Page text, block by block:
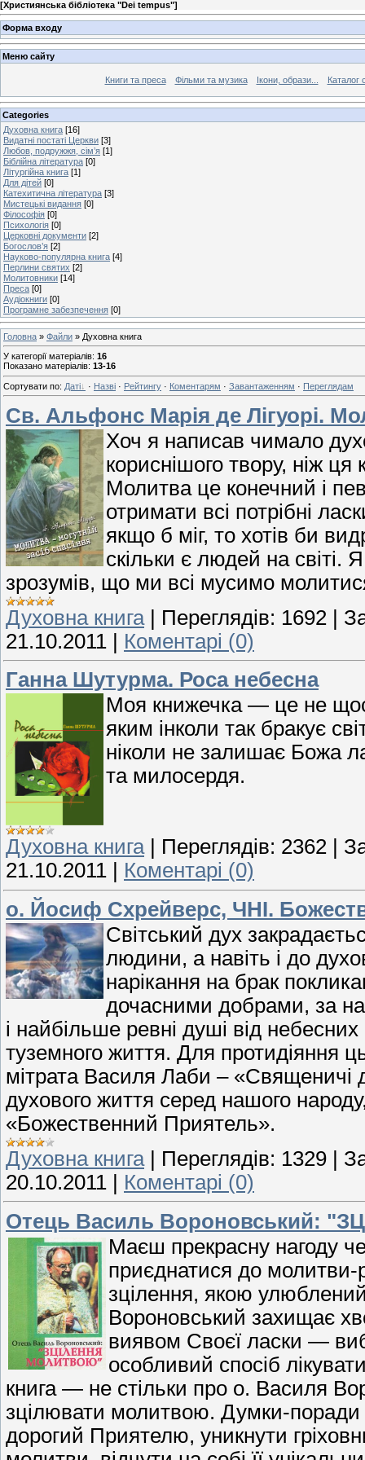
[Християнська бібліотека "Dei tempus"]
Форма входу
Меню сайту
Книги та преса Фільми та музика Ікони, образи... Каталог
Categories
Духовна книга [16]
Видатні постаті Церкви [3]
Любов, подружжя, сім’я [1]
Біблійна література [0]
Літургійна книга [1]
Для дітей [0]
Катехитична література [3]
Мистецькі видання [0]
Філософія [0]
Психологія [0]
Церковні документи [2]
Богослов’я [2]
Науково-популярна книга [4]
Перлини святих [2]
Молитовники [14]
Преса [0]
Аудіокниги [0]
Програмне забезпечення [0]
Головна » Файли » Духовна книга
У категорії матеріалів: 16
Показано матеріалів: 13-16
Сортувати по: Даті · Назві · Рейтингу · Коментарям · Завантаженням · Переглядам
Св. Альфонс Марія де Лігуорі.
Хоч я написав чимало
кориснішого твору, ніж
Молитва це конечний і
отримати всі потрібні
якщо б міг, то хотів би
скільки є людей на
зрозумів, що ми всі мусимо
Духовна книга | Переглядів: 1692 |
21.10.2011 | Коментарі (0)
Ганна Шутурма. Роса небесна
Моя книжечка — це не
яким інколи так бракує
ніколи не залишає Божа
та милосердя.
Духовна книга| Переглядів: 2362
21.10.2011
Коментарі (0)
о. Йосиф Схрейверс, ЧНІ.
Світський дух
людини, а навіть і до
нарікання на брак
дочасними добрами, за
і найбільше ревні душі від
туземного життя. Для протидіяння
мітрата Василя Лаби – «Священичі
духового життя серед нашого
«Божественний Приятель».
Духовна книга| Переглядів: 1329
20.10.2011
Коментарі (0)
Отець Василь Вороновський:
Маєш прекрасну нагоду
приєднатися до
зцілення, якою
Вороновський захищає
виявом Своєї лас­ки —
особливий спосіб
книга — не стільки про о. Василя
зцілювати молитвою. Думки-поради
дорогий При­ятелю, уникнути